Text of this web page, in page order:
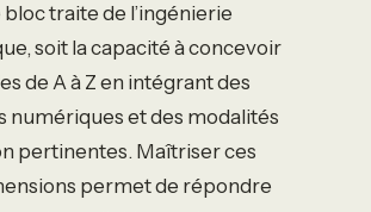
traite de l’ingénierie
soit la capacité à concevoir
de A à Z en intégrant des
numériques et des modalités
pertinentes. Maîtriser ces
permet de répondre